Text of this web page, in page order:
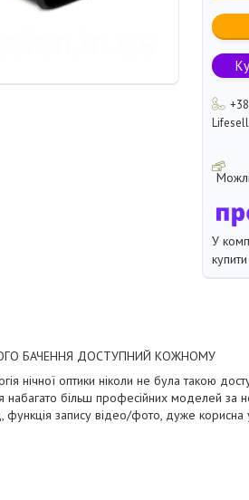
Lifesell
У
БАЧЕННЯ ДОСТУПНИЙ КОЖНОМУ
нічної оптики ніколи не була такою
набагато більш професійних моделей за
функція запису відео/фото, дуже